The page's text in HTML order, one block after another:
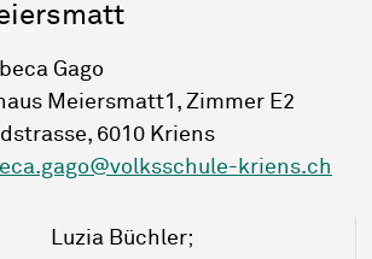
Gago
Meiersmatt1, Zimmer E2
6010 Kriens
kriens.ch
Luzia Büchler;